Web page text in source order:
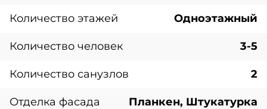
Количество этажей Одноэтажный
Количество человек 3-5
Количество санузлов 2
Отделка фасада Планкен, Штукатурка